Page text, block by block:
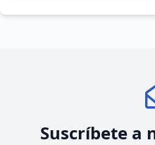
Suscríbete a